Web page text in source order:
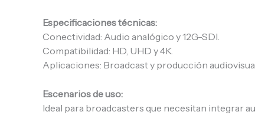
Especificaciones técnicas:
Conectividad: Audio analógico y 12G-SDI.
Compatibilidad: HD, UHD y 4K.
Aplicaciones: Broadcast y producción
Escenarios de uso:
Ideal para broadcasters que necesitan integrar